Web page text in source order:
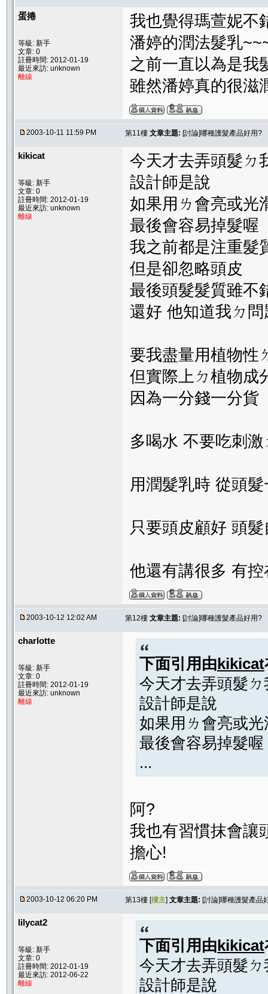
蛋捲
等級: 新手
文章: 0
註冊時間: 2012-01-19
最近來訪: unknown
離線
我也覺得瑪萱妮不
潘婷的潤法髮乳
之前一直以為是我
雖然潘婷真的很滋
2003-10-11 11:59 PM 第11樓 文章主題: [討論]哪種護髮產品好用?
kikicat
等級: 新手
文章: 0
註冊時間: 2012-01-19
最近來訪: unknown
離線
今天才去弄頭髮ㄉ
設計師是說
如果用ㄌ會亮或
最後會容易掉髮喔
我之前都是注重髮
但是卻忽略頭皮
最後頭髮髮質雖不
還好 他知道我ㄉ
要我盡量用植物性
但實際上ㄉ植物成
因為一分錢一分貨
多喝水 不要吃刺激
用潤髮乳時 從頭
只要頭皮顧好 頭
他還有講很多 有
2003-10-12 12:02 AM 第12樓 文章主題: [討論]哪種護髮產品好用?
charlotte
等級: 新手
文章: 0
註冊時間: 2012-01-19
最近來訪: unknown
離線
下面引用由kikicat
今天才去弄頭髮ㄉ
設計師是說
如果用ㄌ會亮或
最後會容易掉髮喔
...
阿?
我也有習慣抹會讓
擔心!
2003-10-12 06:20 PM 第13樓 [樓主] 文章主題: [討論]哪種護髮產品
lilycat2
等級: 新手
文章: 0
註冊時間: 2012-01-19
最近來訪: 2012-06-22
離線
下面引用由kikicat
今天才去弄頭髮ㄉ
設計師是說